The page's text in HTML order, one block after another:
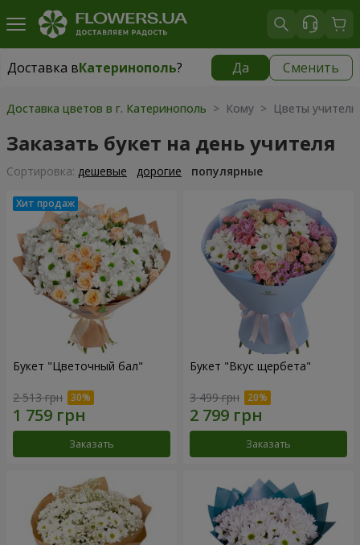
Доставка вКатеринополь? Да Сменить
Доставка вКатеринополь|
Доставка цветов в г. Катеринополь > Кому > Цветы учителю
Заказать букет на день учителя
Cортировка: дешевые дорогие популярные
Букет "Цветочный бал"
2 513 грн
Заказать
Букет "Вкус щербета"
3 499 грн
Заказать